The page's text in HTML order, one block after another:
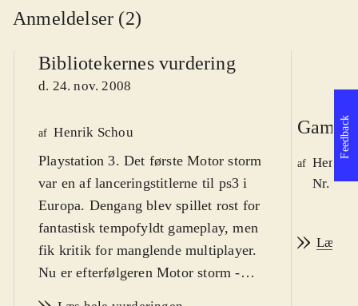
Anmeldelser (2)
Bibliotekernes vurdering
d. 24. nov. 2008
af Henrik Schou
Playstation 3. Det første Motor storm
var en af lanceringstitlerne til ps3 i
Europa. Dengang blev spillet rost for
fantastisk tempofyldt gameplay, men
fik kritik for manglende multiplayer.
Nu er efterfølgeren Motor storm -
Game
af Henrik
Nr. 95
Læs
Feedback